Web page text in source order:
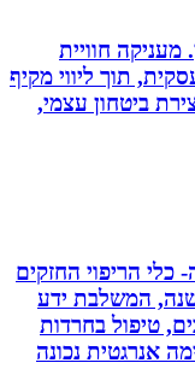
חוויית
ליווי מקיף
עצמי,
החזקים
כ-18 שנה, המשלבת ידע
בחרדות
נכונה